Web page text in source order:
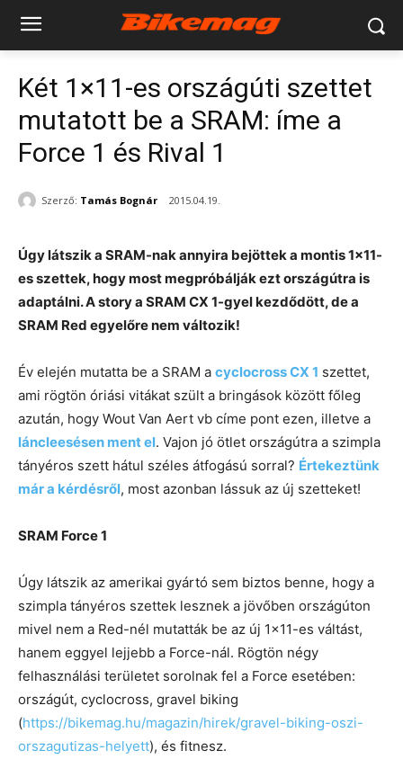
Két 1×11-es országúti szettet
mutatott be a SRAM: íme a
Force 1 és Rival 1
Szerző: Tamás Bognár 2015.04.19.
Úgy látszik a SRAM-nak annyira bejöttek a montis 1×11-
es szettek, hogy most megpróbálják ezt országútra is
adaptálni. A story a SRAM CX 1-gyel kezdődött, de a
SRAM Red egyelőre nem változik!
Év elején mutatta be a SRAM a cyclocross CX 1 szettet,
ami rögtön óriási vitákat szült a bringások között főleg
azután, hogy Wout Van Aert vb címe pont ezen, illetve a
láncleesésen ment el. Vajon jó ötlet országútra a szimpla
tányéros szett hátul széles átfogású sorral? Értekeztünk
már a kérdésről, most azonban lássuk az új szetteket!
SRAM Force 1
Úgy látszik az amerikai gyártó sem biztos benne, hogy a
szimpla tányéros szettek lesznek a jövőben országúton
mivel nem a Red-nél mutatták be az új 1×11-es váltást,
hanem eggyel lejjebb a Force-nál. Rögtön négy
felhasználási területet sorolnak fel a Force esetében:
országút, cyclocross, gravel biking
(https://bikemag.hu/magazin/hirek/gravel-biking-oszi-
orszagutizas-helyett), és fitnesz.